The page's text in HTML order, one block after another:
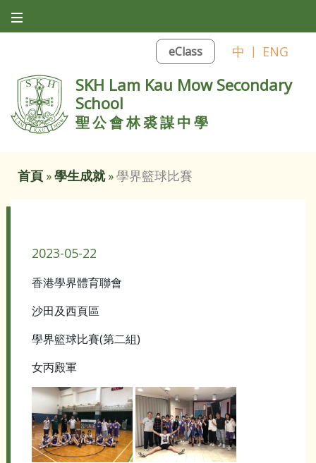
eClass 中 | ENG
SKH Lam Kau Mow Secondary
School
聖公會林裘謀中學
首頁 »學生成就»學界籃球比賽
2023-05-22
香港學界體育聯會
沙田及西頁區
學界籃球比賽(第二組)
女丙殿軍